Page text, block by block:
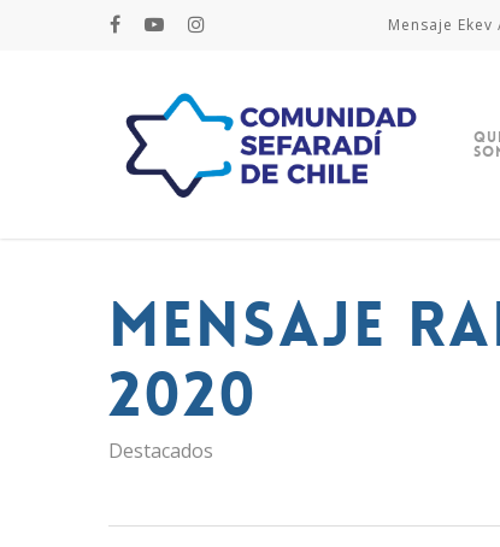
Mensaje
Mensaje
2020
Destacados